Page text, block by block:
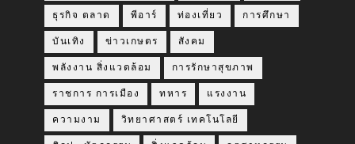
ธุรกิจ ตลาด พีอาร์ ท่องเที่ยว การศึกษา
บันเทิง ข่าวเกษตร สังคม
พลังงาน สิ่งแวดล้อม การรักษาสุขภาพ
ราชการ การเมือง ทหาร แรงงาน
ความงาม วิทยาศาสตร์ เทคโนโลยี